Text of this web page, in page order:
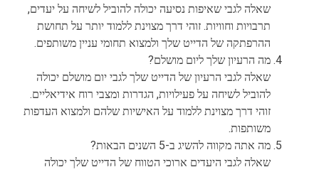
שאלה לגבי שאיפות נסיעה יכולה להוביל לשיחה על יעדים,
תרבויות וחוויות. זוהי דרך מצוינת ללמוד יותר על תחושת
ההרפתקה של הדייט שלך ולמצוא תחומי עניין משותפים.
מה הרעיון שלך ליום מושלם?
שאלה לגבי הרעיון של הדייט שלך לגבי יום מושלם יכולה
להוביל לשיחה על פעילויות, הגדרות ומצבי רוח אידיאליים.
זוהי דרך מצוינת ללמוד על האישיות שלהם ולמצוא העדפות
משותפות.
מה אתה מקווה להשיג ב-5 השנים הבאות?
שאלה לגבי היעדים ארוכי הטווח של הדייט שלך יכולה